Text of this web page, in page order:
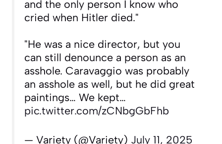
and the only person I know who
cried when Hitler died."
"He was a nice director, but you
can still denounce a person as an
asshole. Caravaggio was probably
an asshole as well, but he did great
paintings… We kept…
pic.twitter.com/zCNbgGbFhb
— Variety (@Variety) July 11, 2025